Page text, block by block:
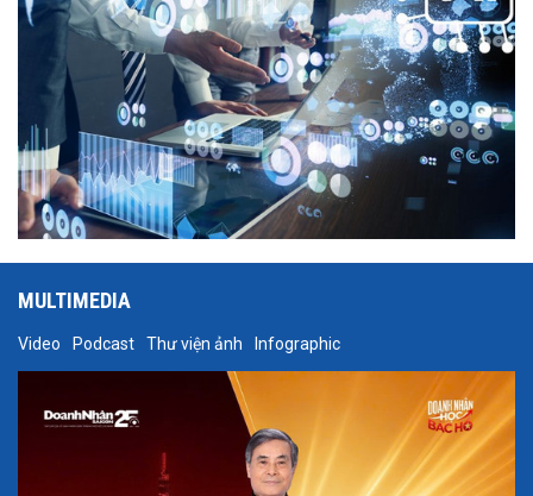
MULTIMEDIA
Video Podcast Thư viện ảnh Infographic